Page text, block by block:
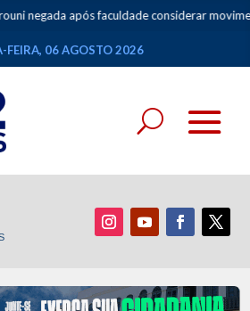
faculdade considerar movimentações de
FEIRA, 06 AGOSTO 2026